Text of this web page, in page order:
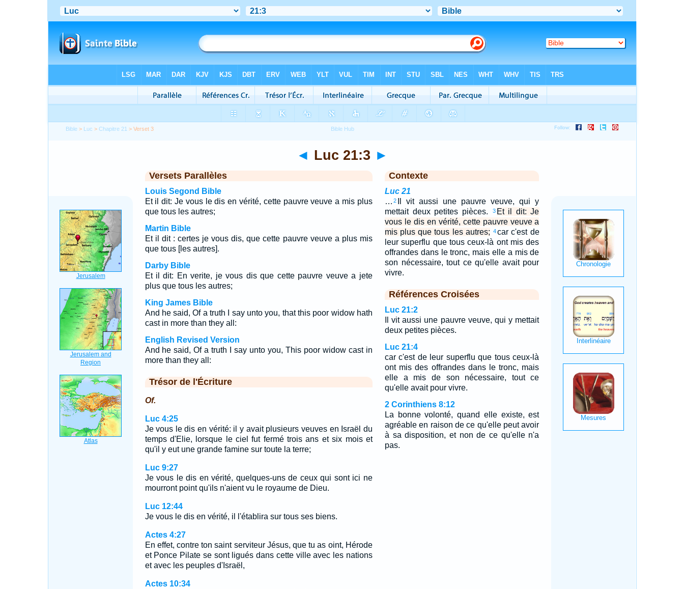
Bible > Luc >Chapitre 21 > Verset 3
◄ Luc 21:3 ►
Versets Parallèles
Louis Segond Bible
Et il dit: Je vous le dis en vérité, cette pauvre veuve a mis plus
que tous les autres;
Martin Bible
Et il dit : certes je vous dis, que cette pauvre veuve a plus mis
que tous [les autres].
Darby Bible
Et il dit: En verite, je vous dis que cette pauvre veuve a jete
plus que tous les autres;
King James Bible
And he said, Of a truth I say unto you, that this poor widow hath
cast in more than they all:
English Revised Version
And he said, Of a truth I say unto you, This poor widow cast in
more than they all:
Trésor de l'Écriture
Of.
Luc 4:25
Je vous le dis en vérité: il y avait plusieurs veuves en Israël du
temps d'Elie, lorsque le ciel fut fermé trois ans et six mois et
qu'il y eut une grande famine sur toute la terre;
Luc 9:27
Je vous le dis en vérité, quelques-uns de ceux qui sont ici ne
mourront point qu'ils n'aient vu le royaume de Dieu.
Luc 12:44
Je vous le dis en vérité, il l'établira sur tous ses biens.
Actes 4:27
En effet, contre ton saint serviteur Jésus, que tu as oint, Hérode
et Ponce Pilate se sont ligués dans cette ville avec les nations
et avec les peuples d'Israël,
Actes 10:34
Contexte
Luc 21
… 2
Il vit aussi une pauvre veuve, qui y
mettait deux petites pièces.
3 Et il dit: Je
vous le dis en vérité, cette pauvre veuve a
mis plus que tous les autres; 4car c'est de
leur superflu que tous ceux-là ont mis des
offrandes dans le tronc, mais elle a mis de
son nécessaire, tout ce qu'elle avait pour
vivre.
Références Croisées
Luc 21:2
Il vit aussi une pauvre veuve, qui y mettait
deux petites pièces.
Luc 21:4
car c'est de leur superflu que tous ceux-là
ont mis des offrandes dans le tronc, mais
elle a mis de son nécessaire, tout ce
qu'elle avait pour vivre.
2 Corinthiens 8:12
La bonne volonté, quand elle existe, est
agréable en raison de ce qu'elle peut avoir
à sa disposition, et non de ce qu'elle n'a
pas.